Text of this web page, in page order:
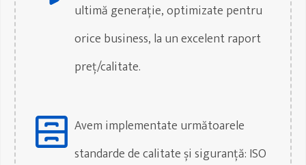
ultimă generație, optimizate pentru
orice business, la un excelent raport
preț/calitate.
Avem implementate următoarele
standarde de calitate și siguranță: ISO